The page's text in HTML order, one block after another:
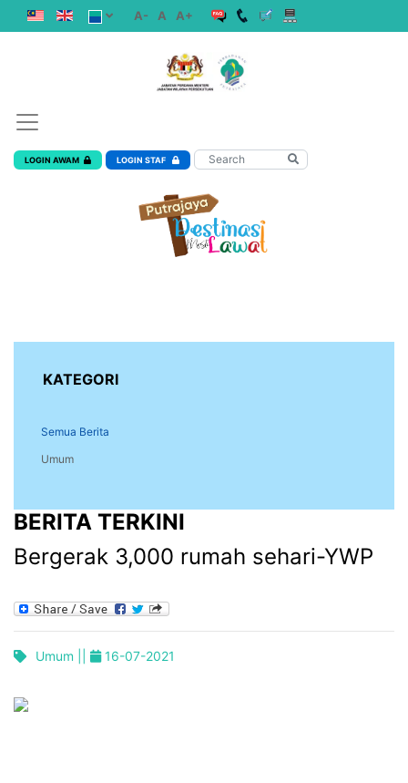
A- A A+
LOGIN AWAM LOGIN STAF
KATEGORI
Semua Berita
Umum
BERITA TERKINI
Bergerak 3,000 rumah sehari-YWP
Umum || 16-07-2021